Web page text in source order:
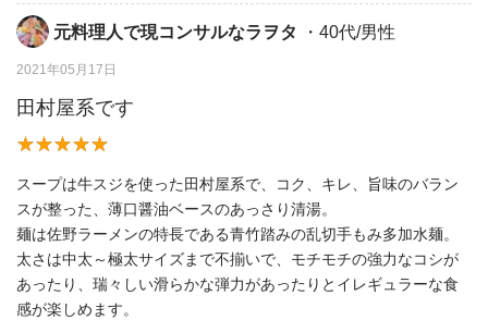
元料理人で現コンサルなラヲタ ・40代/男性
2021年05月17日
田村屋系です
スープは牛スジを使った田村屋系で、コク、キレ、旨味のバラン
スが整った、薄口醤油ベースのあっさり清湯。
麺は佐野ラーメンの特長である青竹踏みの乱切手もみ多加水麺。
太さは中太～極太サイズまで不揃いで、モチモチの強力なコシが
あったり、瑞々しい滑らかな弾力があったりとイレギュラーな食
感が楽しめます。